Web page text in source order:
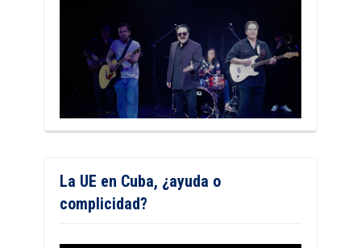
La UE en Cuba, ¿ayuda o
complicidad?